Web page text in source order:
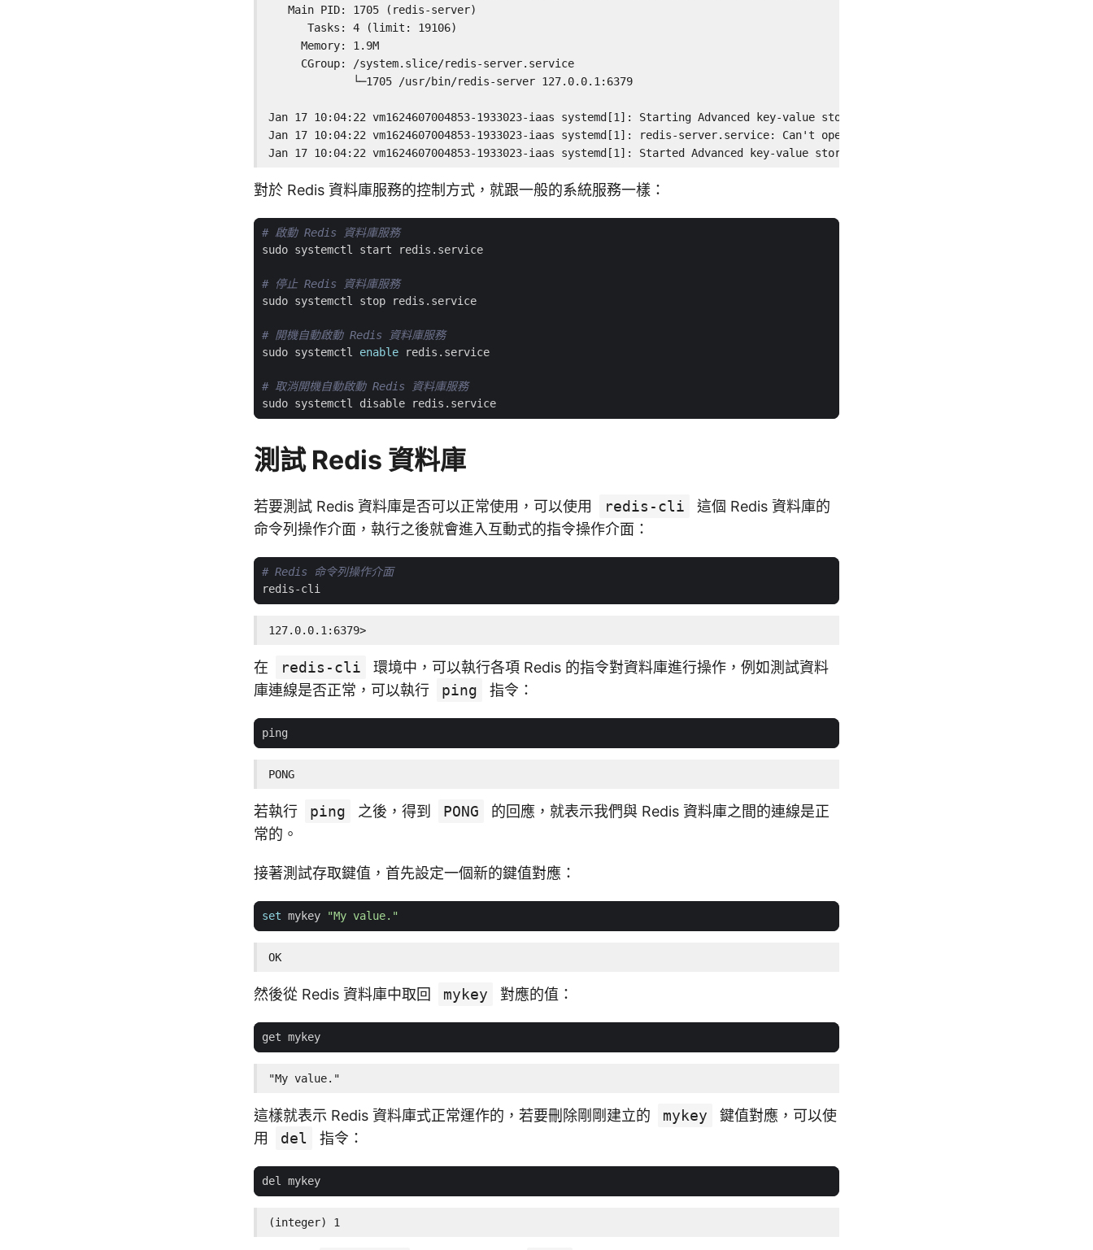
   Main PID: 1705 (redis-server)
      Tasks: 4 (limit: 19106)
     Memory: 1.9M
     CGroup: /system.slice/redis-server.service
             └─1705 /usr/bin/redis-server 127.0.0.1:6379
Jan 17 10:04:22 vm1624607004853-1933023-iaas systemd[1]: Starting Advanced key-value store...
Jan 17 10:04:22 vm1624607004853-1933023-iaas systemd[1]: redis-server.service: Can't open PID file /run/redis/redis-
Jan 17 10:04:22 vm1624607004853-1933023-iaas systemd[1]: Started Advanced key-value store.
對於 Redis 資料庫服務的控制方式，就跟一般的系統服務一樣：
# 啟動 Redis 資料庫服務
# 停止 Redis 資料庫服務
# 開機自動啟動 Redis 資料庫服務
sudo systemctl enable
# 取消開機自動啟動 Redis 資料庫服務
測試 Redis 資料庫
若要測試 Redis 資料庫是否可以正常使用，可以使用 redis-cli
這個 Redis 資料庫的
命令列操作介面，執行之後就會進入互動式的指令操作介面：
# Redis 命令列操作介面
127.0.0.1:6379>
在 redis-cli
環境中，可以執行各項 Redis 的指令對資料庫進行操作，例如測試資料
庫連線是否正常，可以執行
ping 指令：
PONG
若執行 ping 之後，得到 PONG
的回應，就表示我們與 Redis 資料庫之間的連線是正
常的。
接著測試存取鍵值，首先設定一個新的鍵值對應：
set mykey "My value."
OK
然後從 Redis 資料庫中取回 mykey 對應的值：
"My value."
這樣就表示 Redis 資料庫式正常運作的，若要刪除剛剛建立的 mykey
鍵值對應，可以使
用
del 指令：
(integer) 1